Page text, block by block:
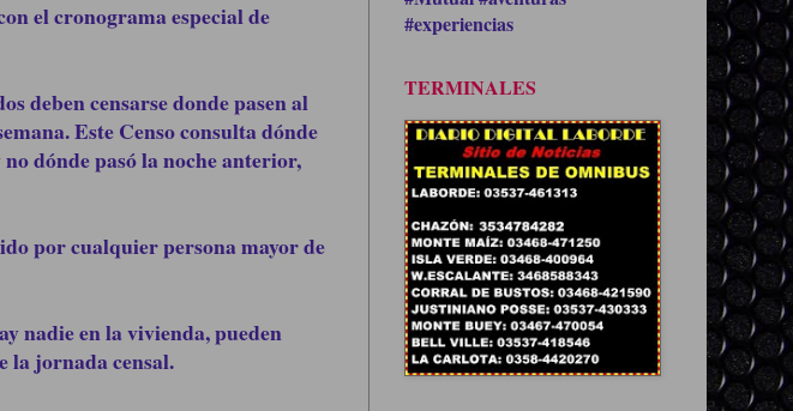
el cronograma especial de
deben censarse donde pasen al
Este Censo consulta dónde
dónde pasó la noche anterior,
por cualquier persona mayor de
nadie en la vivienda, pueden
la jornada censal.
#experiencias
TERMINALES